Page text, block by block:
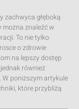
zachwyca głęboką
można znaleźć w
To nie tylko
o zdrowie
na lepszy dostęp
również
poniższym artykule
które przybliżą